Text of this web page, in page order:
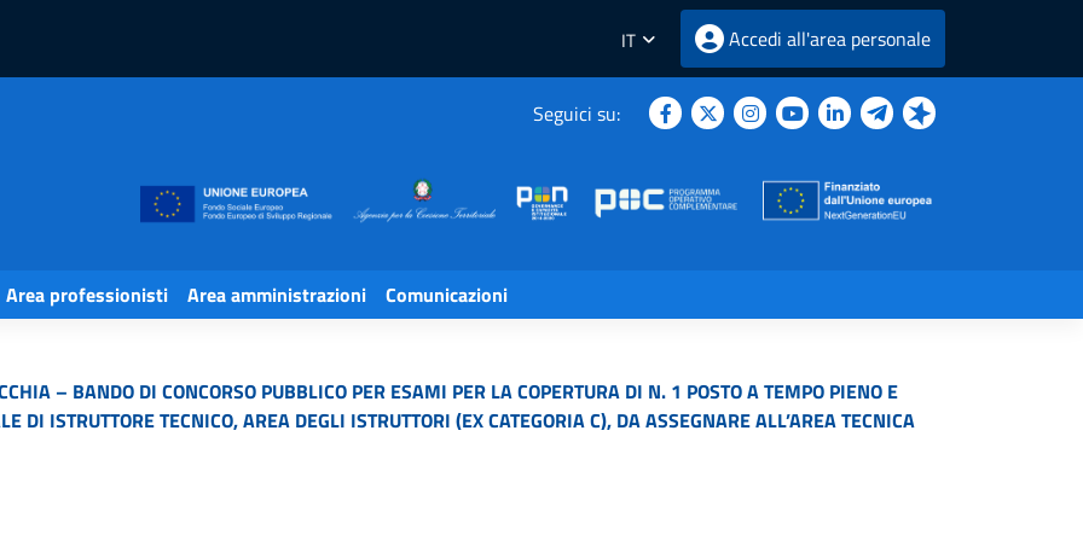
IT Accedi all'area personale
Seguici su:
Area professionisti Area amministrazioni Comunicazioni
– BANDO DI CONCORSO PUBBLICO PER ESAMI PER LA COPERTURA DI N. 1 POSTO A TEMPO PIENO E
DI ISTRUTTORE TECNICO, AREA DEGLI ISTRUTTORI (EX CATEGORIA C), DA ASSEGNARE ALL’AREA TECNICA